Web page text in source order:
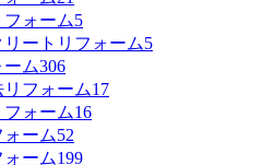
ォーム5
ートリフォーム5
ム306
フォーム17
ォーム16
ーム52
ーム199